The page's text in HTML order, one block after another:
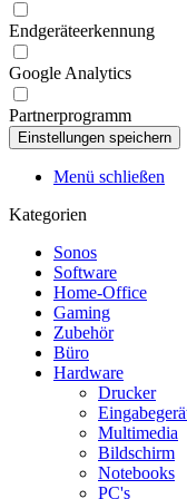
Endgeräteerkennung
Google Analytics
Partnerprogramm
Menü schließen
Kategorien
Sonos
Software
Home-Office
Gaming
Zubehör
Büro
Hardware
Drucker
Multimedia
Bildschirm
Notebooks
PC's